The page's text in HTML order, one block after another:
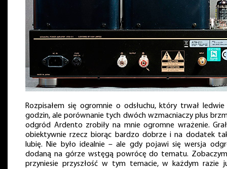
Rozpisałem się ogromnie o odsłuchu, który trwał
godzin, ale porównanie tych dwóch wzmacniaczy plus
odgród Ardento zrobiły na mnie ogromne wrażenie.
obiektywnie rzecz biorąc bardzo dobrze i na dodatek
lubię. Nie było idealnie – ale gdy pojawi się wersja
dodaną na górze wstęgą powrócę do tematu.
przyniesie przyszłość w tym temacie, w każdym razie